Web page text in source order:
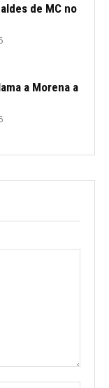
de MC no
a Morena a